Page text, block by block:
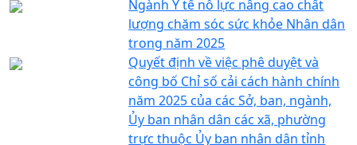
Ngành Y tế nỗ lực nâng cao chất
lượng chăm sóc sức khỏe Nhân dân
trong năm 2025
Quyết định về việc phê duyệt và
công bố Chỉ số cải cách hành chính
năm 2025 của các Sở, ban, ngành,
Ủy ban nhân dân các xã, phường
trực thuộc Ủy ban nhân dân tỉnh